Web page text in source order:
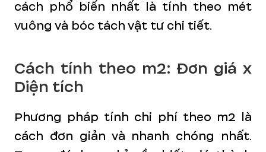
cách phổ biến nhất là tính theo mét
vuông và bóc tách vật tư chi tiết.
Cách tính theo m2: Đơn giá x
Diện tích
Phương pháp tính chi phí theo m2 là
cách đơn giản và nhanh chóng nhất.